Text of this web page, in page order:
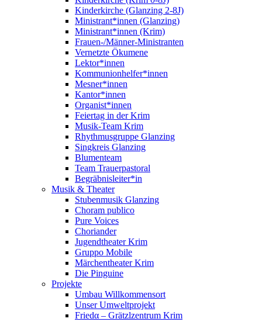
Kinderkirche (Glanzing 2-8J)
Ministrant*innen (Glanzing)
Ministrant*innen (Krim)
Frauen-/Männer-Ministranten
Vernetzte Ökumene
Lektor*innen
Kommunionhelfer*innen
Mesner*innen
Kantor*innen
Organist*innen
Feiertag in der Krim
Musik-Team Krim
Rhythmusgruppe Glanzing
Singkreis Glanzing
Blumenteam
Team Trauerpastoral
Begräbnisleiter*in
Musik & Theater
Stubenmusik Glanzing
Choram publico
Pure Voices
Choriander
Jugendtheater Krim
Gruppo Mobile
Märchentheater Krim
Die Pinguine
Projekte
Umbau Willkommensort
Unser Umweltprojekt
Friedα – Grätzlzentrum Krim